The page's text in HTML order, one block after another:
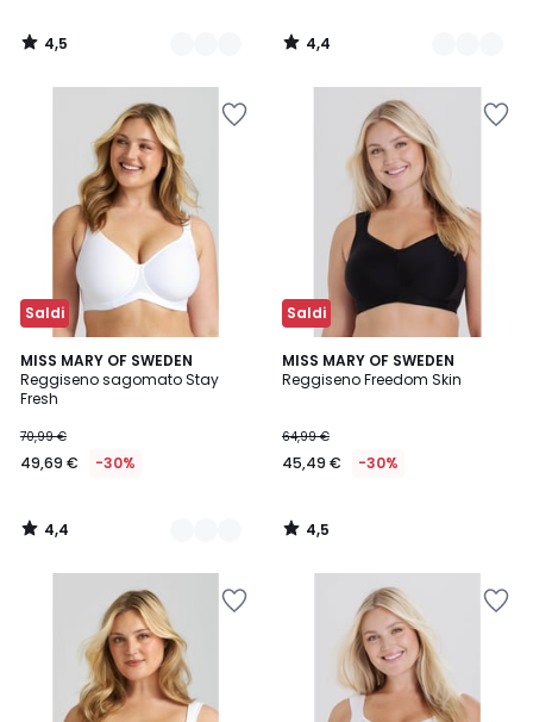
53,99
€
applicato.
4,5
/
4,4
/
Saldi
MISS MARY OF SWEDEN
Reggiseno sagomato Stay
Fresh
70,99 €
49,69 € -30%
4,4
/ 5
4
Colori
4,4
/
Saldi
MISS MARY OF SWEDEN
Reggiseno Freedom Skin
64,99 €
45,49 € -30%
4,5
/ 5
4,5
/